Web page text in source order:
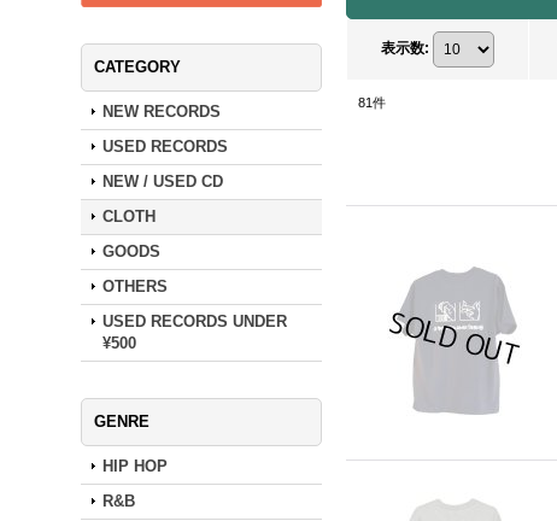
CATEGORY
NEW RECORDS
USED RECORDS
NEW / USED CD
CLOTH
GOODS
OTHERS
USED RECORDS UNDER
¥500
GENRE
HIP HOP
R&B
表示数:
81件